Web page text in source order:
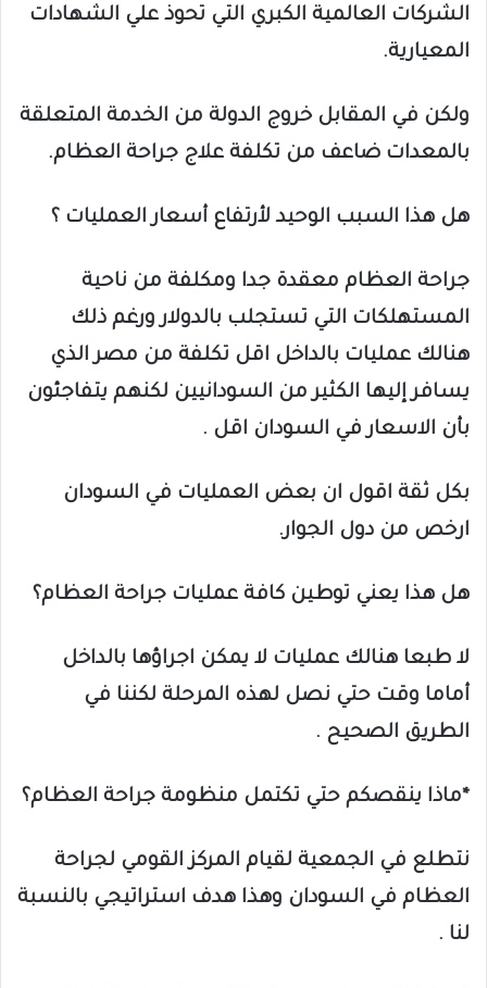
الشركات العالمية الكبري التي تحوذ علي الشهادات
المعيارية.
ولكن في المقابل خروج الدولة من الخدمة المتعلقة
بالمعدات ضاعف من تكلفة علاج جراحة العظام.
هل هذا السبب الوحيد لأرتفاع أسعار العمليات ؟
جراحة العظام معقدة جدا ومكلفة من ناحية
المستهلكات التي تستجلب بالدولار ورغم ذلك
هنالك عمليات بالداخل اقل تكلفة من مصر الذي
يسافر إليها الكثير من السودانيين لكنهم يتفاجئون
بأن الاسعار في السودان اقل .
بكل ثقة اقول ان بعض العمليات في السودان
ارخص من دول الجوار.
هل هذا يعني توطين كافة عمليات جراحة العظام؟
لا طبعا هنالك عمليات لا يمكن اجراؤها بالداخل
أماما وقت حتي نصل لهذه المرحلة لكننا في
الطريق الصحيح .
*ماذا ينقصكم حتي تكتمل منظومة جراحة العظام؟
نتطلع في الجمعية لقيام المركز القومي لجراحة
العظام في السودان وهذا هدف استراتيجي بالنسبة
لنا .